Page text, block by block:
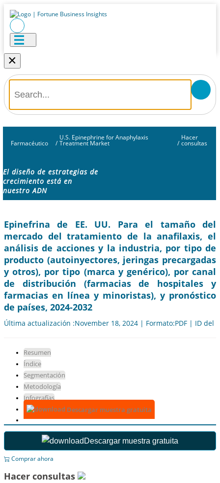
×
Farmacéutico /
U.S. Epinephrine for Anaphylaxis
Treatment Market /
Hacer
consultas
El diseño de estrategias de
crecimiento está en
nuestro ADN
Epinefrina de EE. UU. Para el tamaño del
mercado del tratamiento de la anafilaxis, el
análisis de acciones y la industria, por tipo de
producto (autoinyectores, jeringas precargadas
y otros), por tipo (marca y genérico), por canal
de distribución (farmacias de hospitales y
farmacias en línea y minoristas), y pronóstico
de países, 2024-2032
Última actualización :November 18, 2024 | Formato:PDF | ID del
Resumen
Índice
Segmentación
Metodología
Infografías
Descargar muestra gratuita
Descargar muestra gratuita
Comprar ahora
Hacer consultas